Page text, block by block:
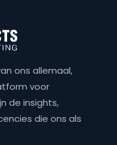
ons allemaal,
voor
de insights,
die ons als